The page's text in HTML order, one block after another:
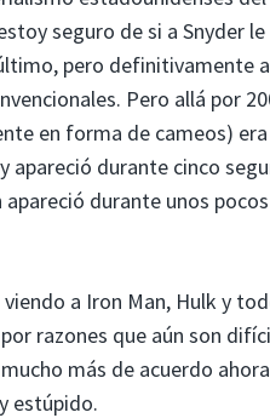
seguro de si a Snyder
pero definitivamente
Pero allá por
en forma de cameos)
apareció durante cinco
durante unos
a Iron Man, Hulk y
razones que aún son
más de acuerdo
estúpido.